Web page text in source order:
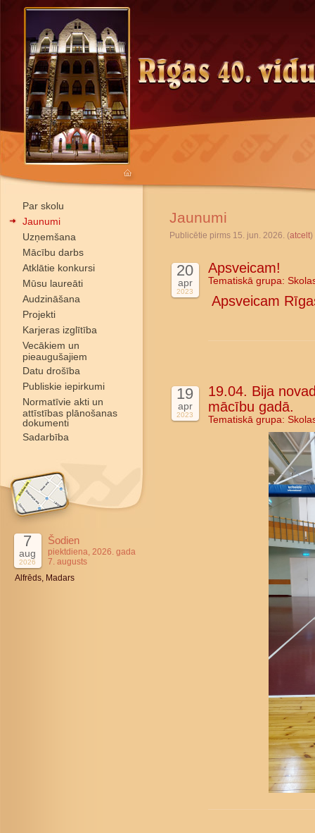
Par skolu
Jaunumi
Uzņemšana
Mācību darbs
Atklātie konkursi
Mūsu laureāti
Audzināšana
Projekti
Karjeras izglītība
Vecākiem un
pieaugušajiem
Datu drošība
Publiskie iepirkumi
Normatīvie akti un
attīstības plānošanas
dokumenti
Sadarbība
7
aug
2026
Šodien
piektdiena, 2026. gada
7. augusts
Alfrēds, Madars
Jaunumi
Publicētie pirms 15. jun. 2026. (atcelt)
20
apr
2023
Apsveicam!
Tematiskā grupa:
Apsveicam
19
apr
2023
19.04. Bija
mācību gadā.
Tematiskā grupa: